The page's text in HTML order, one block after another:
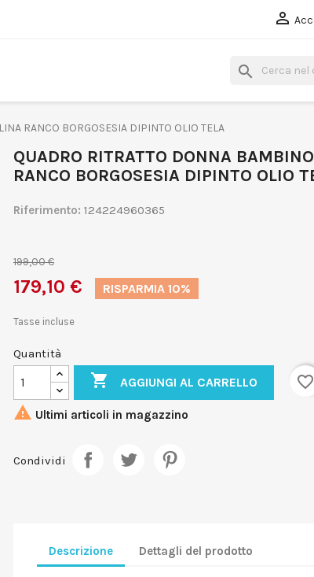

search
RANCO BORGOSESIA DIPINTO OLIO TELA
QUADRO RITRATTO DONNA
RANCO BORGOSESIA DIPINTO OLIO
Riferimento: 124224960365
199,00 €
179,10 € RISPARMIA 10%
Tasse incluse
Quantità
 AGGIUNGI AL CARRELLO
favorite_border
 Ultimi articoli in magazzino
Condividi
Descrizione Dettagli del prodotto